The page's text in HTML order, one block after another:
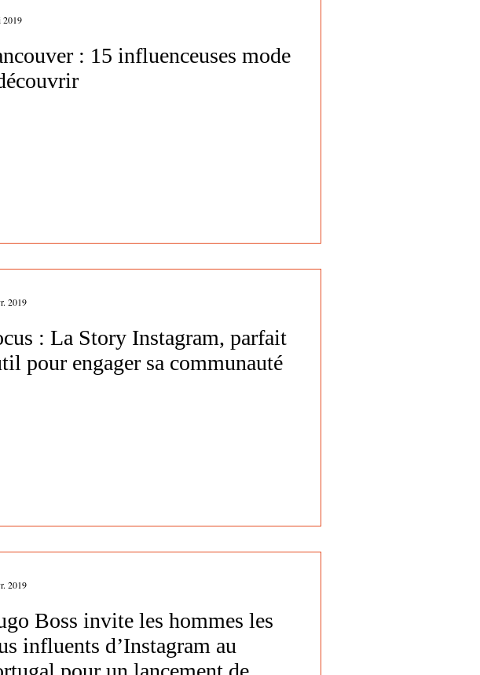
: 15 influenceuses mode
2019
: La Story Instagram, parfait
pour engager sa communauté
2019
Boss invite les hommes les
influents d’Instagram au
2019